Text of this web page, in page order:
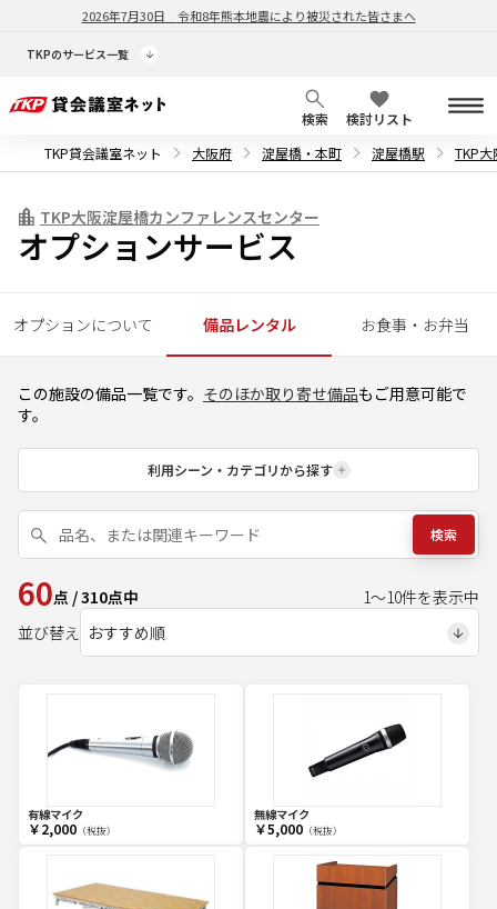
2026年7月30日 令和8年熊本地震により被災された皆さまへ
TKPのサービス一覧
検索
検討リスト
TKP貸会議室ネット
大阪府 淀屋橋・本町 淀屋橋駅 TKP
TKP大阪淀屋橋カンファレンスセンター
オプションサービス
オプションについて 備品レンタル お食事・お弁当
この施設の備品一覧です。 そのほか取り寄せ備品もご用意可能で
す。
利用シーン・カテゴリから探す
検索
60点 /310点中 1～10件を表示中
並び替え
有線マイク
￥2,000（税抜）
無線マイク
￥5,000（税抜）